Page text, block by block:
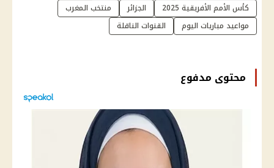
كأس الأمم الأفريقية 2025
الجزائر
منتخب المغرب
مواعيد مباريات اليوم
القنوات الناقلة
محتوى مدفوع